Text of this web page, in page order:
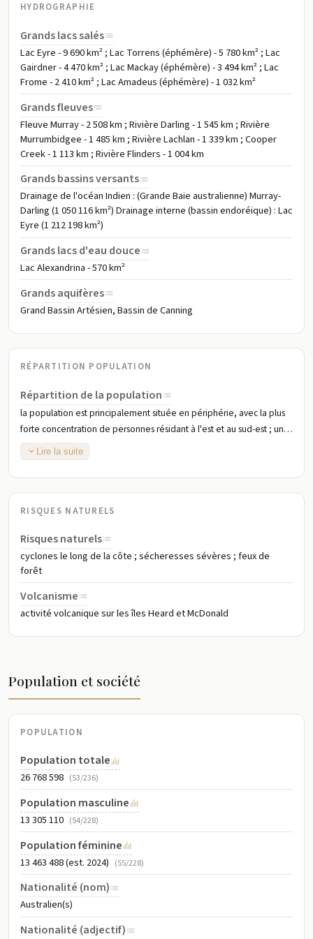
HYDROGRAPHIE
Grands lacs salés
Lac Eyre - 9 690 km² ; Lac Torrens (éphémère) - 5 780 km² ; Lac
Gairdner - 4 470 km² ; Lac Mackay (éphémère) - 3 494 km² ; Lac
Frome - 2 410 km² ; Lac Amadeus (éphémère) - 1 032 km²
Grands fleuves
Fleuve Murray - 2 508 km ; Rivière Darling - 1 545 km ; Rivière
Murrumbidgee - 1 485 km ; Rivière Lachlan - 1 339 km ; Cooper
Creek - 1 113 km ; Rivière Flinders - 1 004 km
Grands bassins versants
Drainage de l'océan Indien : (Grande Baie australienne) Murray-
Darling (1 050 116 km²) Drainage interne (bassin endoréique) : Lac
Eyre (1 212 198 km²)
Grands lacs d'eau douce
Lac Alexandrina - 570 km²
Grands aquifères
Grand Bassin Artésien, Bassin de Canning
RÉPARTITION POPULATION
Répartition de la population
la population est principalement située en périphérie, avec la plus
forte concentration de personnes résidant à l'est et au sud-est ; un
centre de population secondaire est situé dans et autour de Perth à
l'ouest ; parmi les États et Territoires, la Nouvelle-Galles du Sud a,
de loin, la plus grande population ; l'intérieur, ou "outback", a une
population très clairsemée
Lire la suite
RISQUES NATURELS
Risques naturels
cyclones le long de la côte ; sécheresses sévères ; feux de
forêt
Volcanisme
activité volcanique sur les îles Heard et McDonald
Population et société
POPULATION
Population totale
26 768 598 (53/236)
Population masculine
13 305 110 (54/228)
Population féminine
13 463 488 (est. 2024) (55/228)
Nationalité (nom)
Australien(s)
Nationalité (adjectif)